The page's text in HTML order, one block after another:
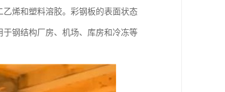
烯和塑料溶胶。彩钢板的表面状态
钢结构厂房、机场、库房和冷冻等